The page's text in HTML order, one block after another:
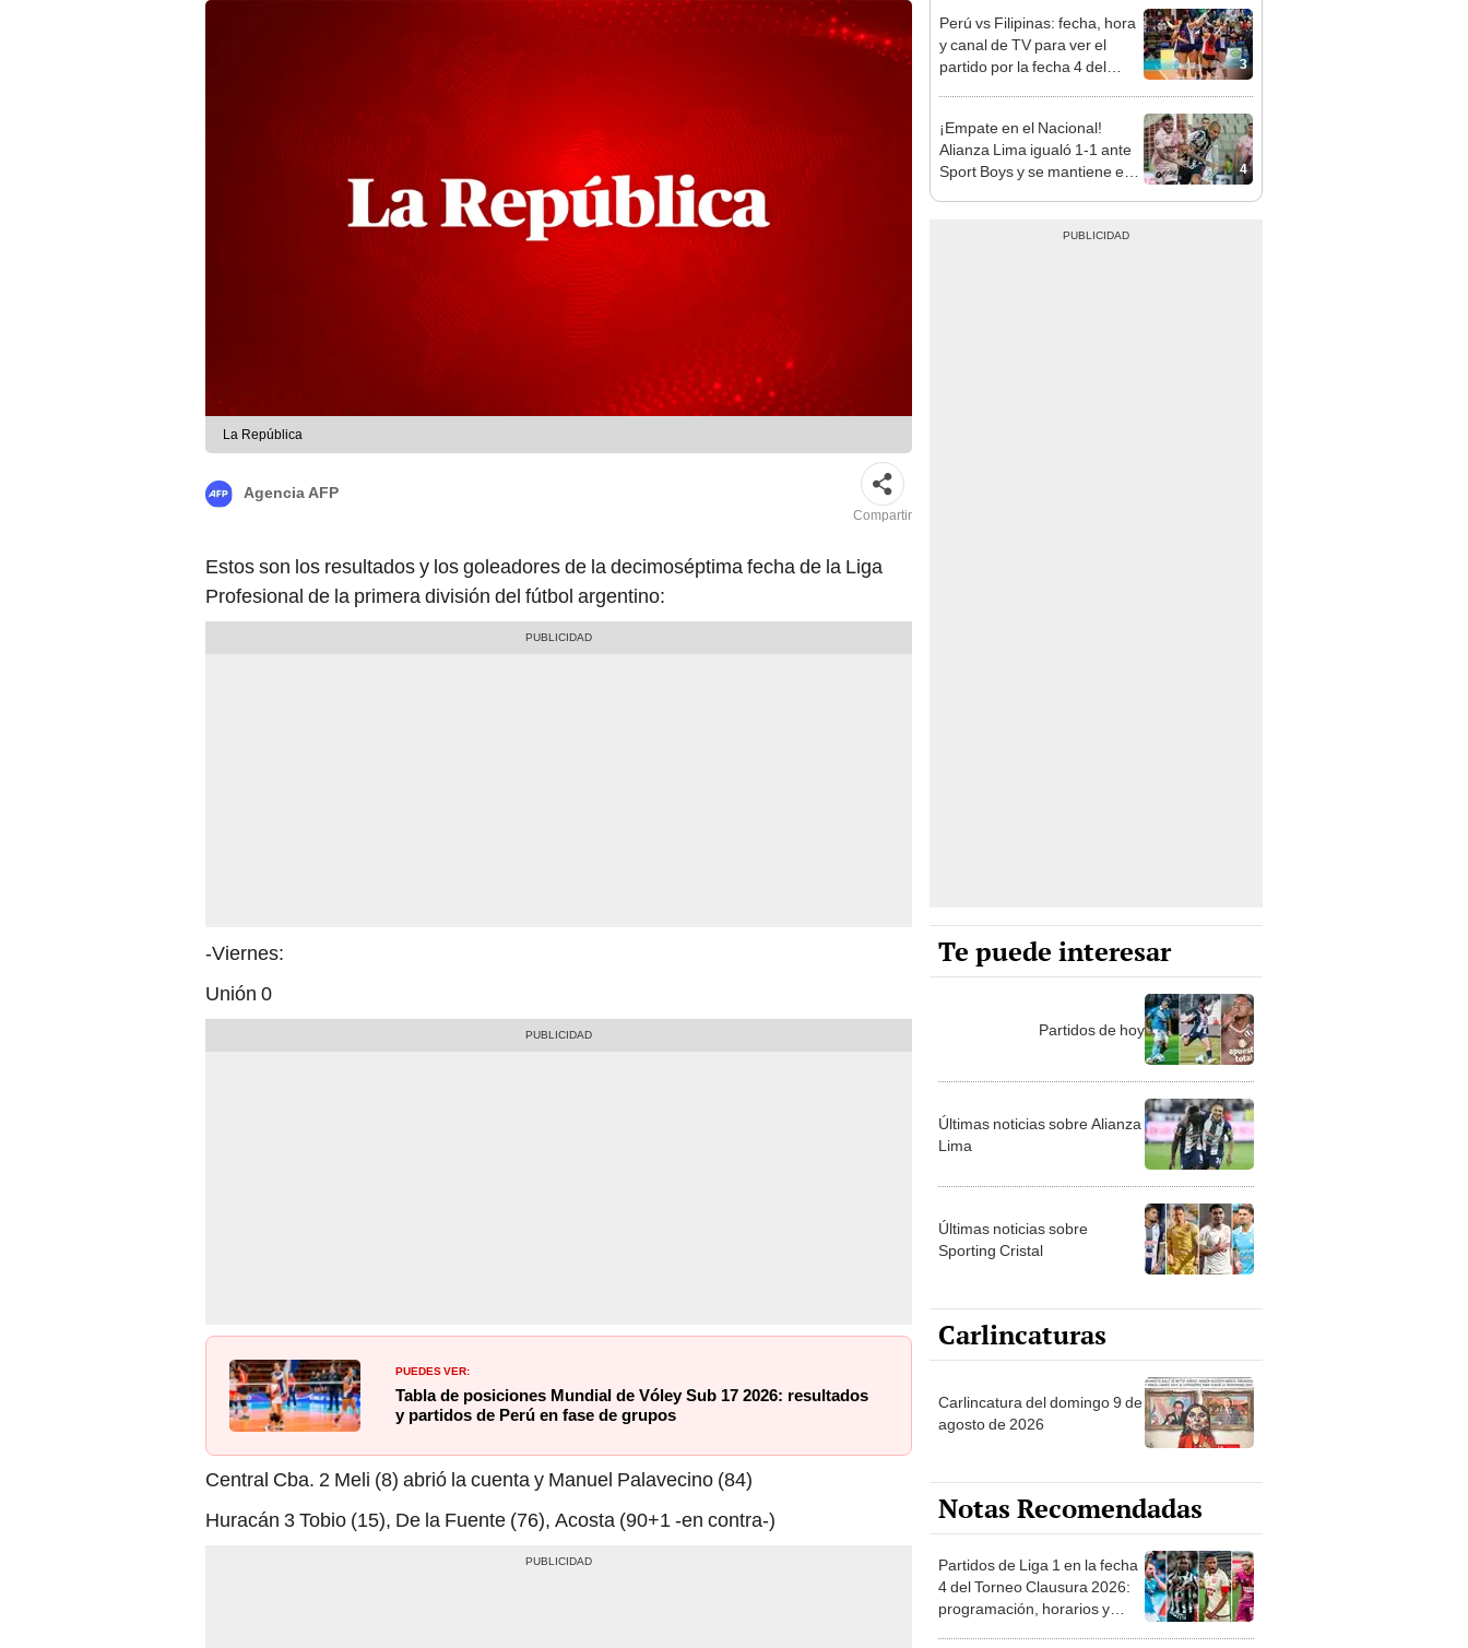
La República
Agencia AFP
Compartir
Estos son los resultados y los goleadores de la decimoséptima fecha de la Liga
Profesional de la primera división del fútbol argentino:
-Viernes:
Unión 0
PUEDES VER:
Tabla de posiciones Mundial de Vóley Sub 17 2026: resultados
y partidos de Perú en fase de grupos
Central Cba. 2 Meli (8) abrió la cuenta y Manuel Palavecino (84)
Huracán 3 Tobio (15), De la Fuente (76), Acosta (90+1 -en contra-)
3
Perú vs Filipinas: fecha, hora
y canal de TV para ver el
partido por la fecha 4 del
4
¡Empate en el Nacional!
Alianza Lima igualó 1-1 ante
Sport Boys y se mantiene en
Te puede interesar
Partidos de hoy
Últimas noticias sobre Alianza
Lima
Últimas noticias sobre
Sporting Cristal
Carlincaturas
Carlincatura del domingo 9 de
agosto de 2026
Notas Recomendadas
Partidos de Liga 1 en la fecha
4 del Torneo Clausura 2026:
programación, horarios y